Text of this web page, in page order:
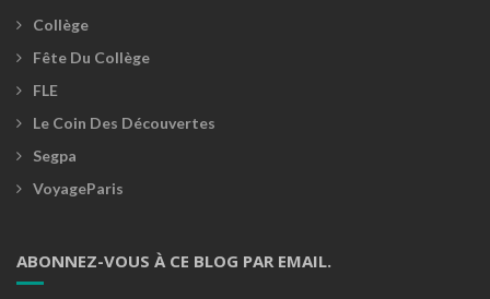
Collège
Fête Du Collège
FLE
Le Coin Des Découvertes
Segpa
VoyageParis
ABONNEZ-VOUS À CE BLOG PAR EMAIL.